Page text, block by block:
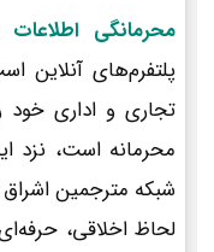
محرمانگی اطلاعات
پلتفرم‌های آنلاین
تجاری و اداری خود
محرمانه است، نزد
شبکه مترجمین
لحاظ اخلاقی،